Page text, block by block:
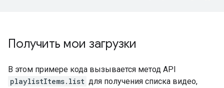
Получить мои загрузки
В этом примере кода вызывается метод API
playlistItems.list для получения списка видео,